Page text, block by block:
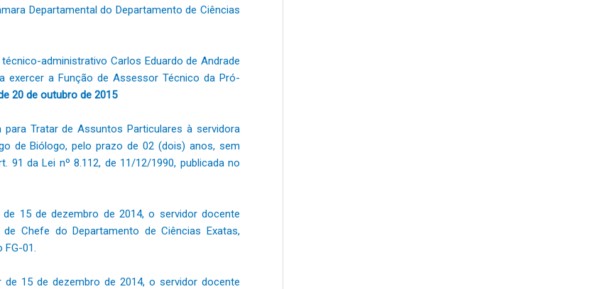
Departamental do Departamento de Ciências
administrativo Carlos Eduardo de Andrade
exercer a Função de Assessor Técnico da Pró-
20 de outubro de 2015
Tratar de Assuntos Particulares à servidora
de Biólogo, pelo prazo de 02 (dois) anos, sem
91 da Lei nº 8.112, de 11/12/1990, publicada no
15 de dezembro de 2014, o servidor docente
Chefe do Departamento de Ciências Exatas,
01.
15 de dezembro de 2014, o servidor docente